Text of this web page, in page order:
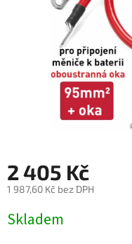
2 405 Kč
1 987,60 Kč bez DPH
cena:
Skladem